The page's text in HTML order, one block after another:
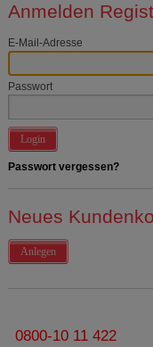
Anmelden
E-Mail-Adresse
Passwort
Login
Passwort vergessen?
Neues
Anlegen
0800-10 11 422